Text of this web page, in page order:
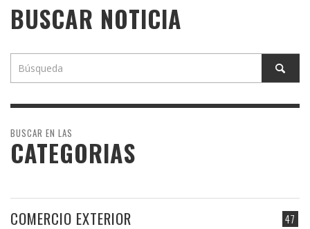
BUSCAR NOTICIA
BUSCAR EN LAS
CATEGORIAS
47
COMERCIO EXTERIOR